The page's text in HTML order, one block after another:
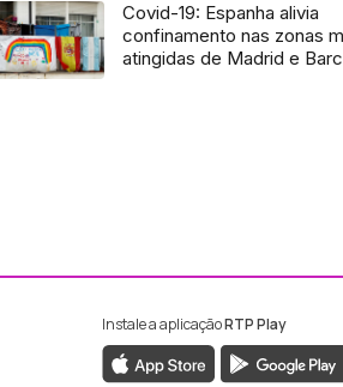
Covid-19: Espanha alivia
confinamento nas zonas
atingidas de Madrid e
da RTP Madeira
da RTP Madeira
Instale a aplicaçãoRTP Play